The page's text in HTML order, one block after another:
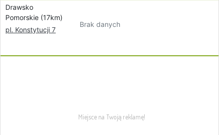
Drawsko
Pomorskie (17km)
pl. Konstytucji 7
Brak danych